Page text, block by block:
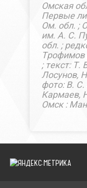
Омская
Первые
Ом. обл. ;
им. А. С.
обл. ;
Трофимов
; текст: Т.
Лосунов,
фото: В.
Кармаев,
Омск :